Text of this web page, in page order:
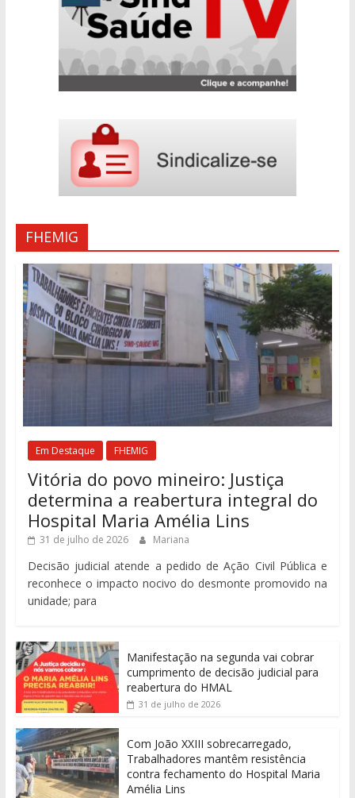
FHEMIG
Em Destaque FHEMIG
Vitória do povo mineiro: Justiça
determina a reabertura integral do
Hospital Maria Amélia Lins
31 de julho de 2026 Mariana
Decisão judicial atende a pedido de Ação Civil Pública e
reconhece o impacto nocivo do desmonte promovido na
unidade; para
Manifestação na segunda vai cobrar
cumprimento de decisão judicial para
reabertura do HMAL
31 de julho de 2026
Com João XXIII sobrecarregado,
Trabalhadores mantêm resistência
contra fechamento do Hospital Maria
Amélia Lins